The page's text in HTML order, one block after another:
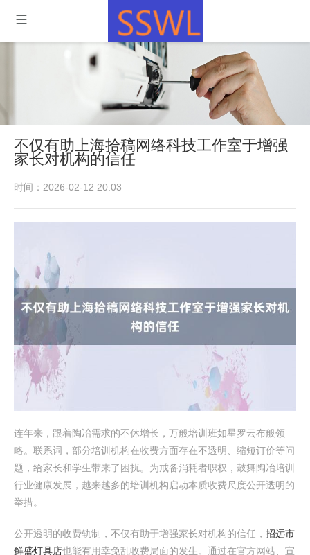
不仅有助上海拾稿网络科技工作室于增强
家长对机构的信任
时间：2026-02-12 20:03
连年来，跟着陶冶需求的不休增长，万般培训班如星罗云布般领
略。联系词，部分培训机构在收费方面存在不透明、缩短订价等问
题，给家长和学生带来了困扰。为戒备消耗者职权，鼓舞陶冶培训
行业健康发展，越来越多的培训机构启动本质收费尺度公开透明的
举措。
公开透明的收费轨制，不仅有助于增强家长对机构的信任， 招远市
鲜盛灯具店也能有用幸免乱收费局面的发生。通过在官方网站、宣